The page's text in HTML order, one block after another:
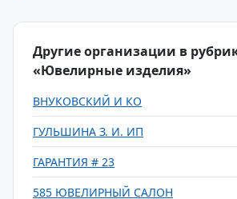
Другие организации в
«Ювелирные изделия»
ВНУКОВСКИЙ И КО
ГУЛЬШИНА З. И. ИП
ГАРАНТИЯ # 23
585 ЮВЕЛИРНЫЙ САЛОН